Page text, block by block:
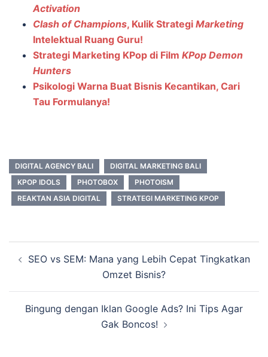
Activation
Clash of Champions, Kulik Strategi Marketing
Intelektual Ruang Guru!
Strategi Marketing KPop di Film KPop Demon
Hunters
Psikologi Warna Buat Bisnis Kecantikan, Cari
Tau Formulanya!
DIGITAL AGENCY BALI
DIGITAL MARKETING BALI
KPOP IDOLS
PHOTOBOX
PHOTOISM
REAKTAN ASIA DIGITAL
STRATEGI MARKETING KPOP
navigation
SEO vs SEM: Mana yang Lebih Cepat Tingkatkan
Omzet Bisnis?
Bingung dengan Iklan Google Ads? Ini Tips Agar
Gak Boncos!